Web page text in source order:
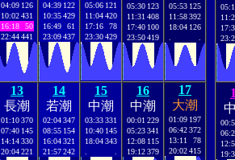
04:09 126
10:02431
16:18
50
22:44441
04:39 122
10:35429
16:49
61
23:09437
05:06 121
11:04420
17:16
78
23:30429
05:30 123
11:31 408
17:40 100
23:50419
05:53 125
11:58392
18:04 126
13
長潮
01:10370
07:40 145
14:14330
20:04221
14
若潮
02:04347
08:55 154
16:04321
21:57242
15
中潮
03:33331
10:40 145
18:04343
16
中潮
00:01 229
05:23341
12:08 115
19:12379
17
大潮
01:09 197
06:42372
13:11
78
20:02415